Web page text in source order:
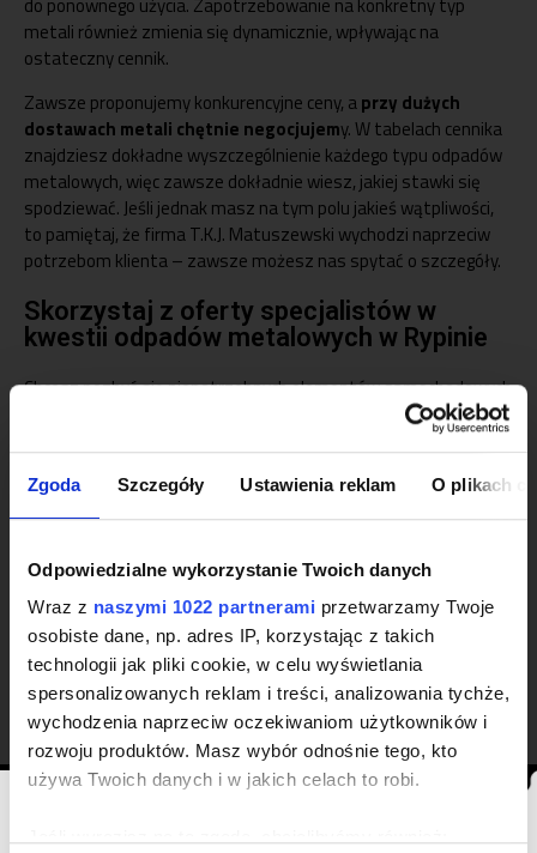
Zgoda Szczegóły Ustawienia reklam O plikach
Odpowiedzialne wykorzystanie Twoich danych
Wraz z naszymi 1022 partnerami przetwarzamy Twoje
osobiste dane, np. adres IP, korzystając z takich
technologii jak pliki cookie, w celu wyświetlania
spersonalizowanych reklam i treści, analizowania tychże,
wychodzenia naprzeciw oczekiwaniom użytkowników i
rozwoju produktów. Masz wybór odnośnie tego, kto
używa Twoich danych i w jakich celach to robi.
metali również zmienia się dynamicznie, wpływając na
ostateczny cennik.
Zawsze proponujemy konkurencyjne ceny, aprzy dużych
dostawach metali chętnie negocjujemy. W tabelach cennika
znajdziesz dokładne wyszczególnienie każdego typu odpadów
metalowych, więc zawsze dokładnie wiesz, jakiej stawki się
spodziewać. Jeśli jednak masz na tym polu jakieś wątpliwości,
to pamiętaj, że firmaT.K.J. Matuszewski wychodzi naprzeciw
potrzebom klienta – zawsze możesz nas spytać o szczegóły.
Skorzystaj z oferty specjalistów w
kwestii odpadów metalowych w Rypinie
Chcesz pozbyć się niepotrzebnych elementów samochodowych
lub na Twoim podwórku zalega niepotrzebny złom? Rypin to
jedno z wielu miast, do których docieramy i odbieramy z nich
doświadczeniem, dzięki którym cały proces będzie
błyskawiczny, od przyjazdu na miejsce, po wypłacenie
odpadów, wynajem i sprzedaż maszyn oraz wyburzanie i
rozbiórka budynków – w tym ostatnim wypadku także ze
skupem powstałych odpadów metalowych.Zapraszamy do
kontaktu drogą telefoniczną lub mailową, a na pewno uda
nam się zorganizować transport złomu prosto spod
Twojej posesji!